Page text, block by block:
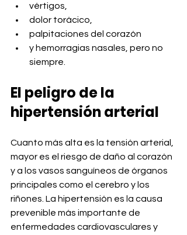
vértigos,
dolor torácico,
palpitaciones del corazón
y hemorragias nasales, pero no
siempre.
El peligro de la
hipertensión arterial
Cuanto más alta es la tensión arterial,
mayor es el riesgo de daño al corazón
y a los vasos sanguíneos de órganos
principales como el cerebro y los
riñones. La hipertensión es la causa
prevenible más importante de
enfermedades cardiovasculares y